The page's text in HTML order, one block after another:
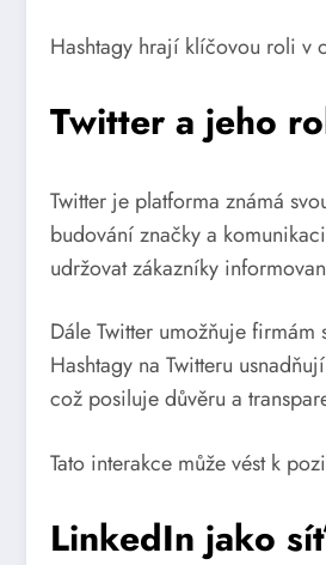
Hashtagy hrají klíčovou roli v
Twitter a jeho
Twitter je platforma známá
budování značky a
udržovat zákazníky
Dále Twitter umožňuje
Hashtagy na Twitteru
což posiluje důvěru a
Tato interakce může vést k
LinkedIn jako